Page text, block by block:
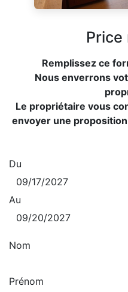
Price
Remplissez ce
Nous enverrons
Le propriétaire vous
envoyer une
Du
Au
Nom
Prénom